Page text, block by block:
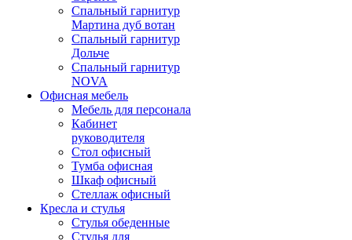
Спальный гарнитур
Мартина дуб вотан
Спальный гарнитур
Дольче
Спальный гарнитур
NOVA
Офисная мебель
Мебель для персонала
Кабинет
руководителя
Стол офисный
Тумба офисная
Шкаф офисный
Стеллаж офисный
Кресла и стулья
Стулья обеденные
Стулья для